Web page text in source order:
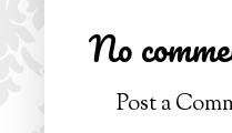
No
Post a